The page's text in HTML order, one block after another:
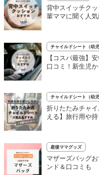
背中スイッチク
輩ママに聞く人
チャイルドシート（幼児
【コスパ最強】
口コミ！新生児
チャイルドシート（幼児
折りたたみチャ
える】旅行用や持
産後ママグッズ
マザーズバッグ
ンド＆口コミも